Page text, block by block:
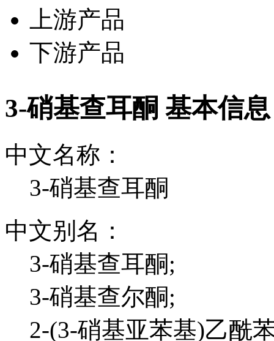
上游产品
下游产品
3-硝基查耳酮 基本信息
中文名称：
3-硝基查耳酮
中文别名：
3-硝基查耳酮;
3-硝基查尔酮;
2-(3-硝基亚苯基)乙酰